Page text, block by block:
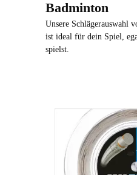
Badminton
Unsere Schlägerauswahl
ist ideal für dein Spiel,
spielst.